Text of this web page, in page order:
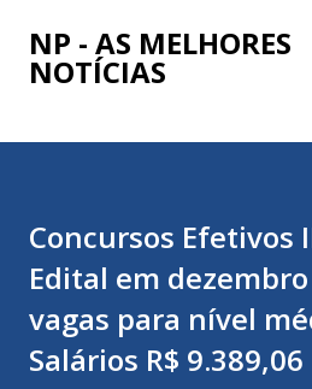
Pular para o
NP - AS MELHORES
NOTÍCIAS
Concursos Efetivos
Edital em
vagas para nível
Salários R$ 9.389,06